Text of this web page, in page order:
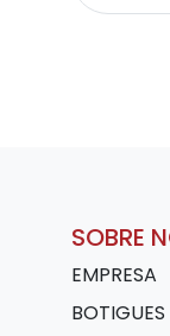
SOBRE
EMPRESA
BOTIGUES